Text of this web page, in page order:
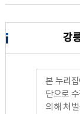
일
수
집
강
본 누리
단으로
의해 처